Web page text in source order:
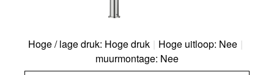
Hoge / lage druk: Hoge druk | Hoge uitloop: Nee |
muurmontage: Nee